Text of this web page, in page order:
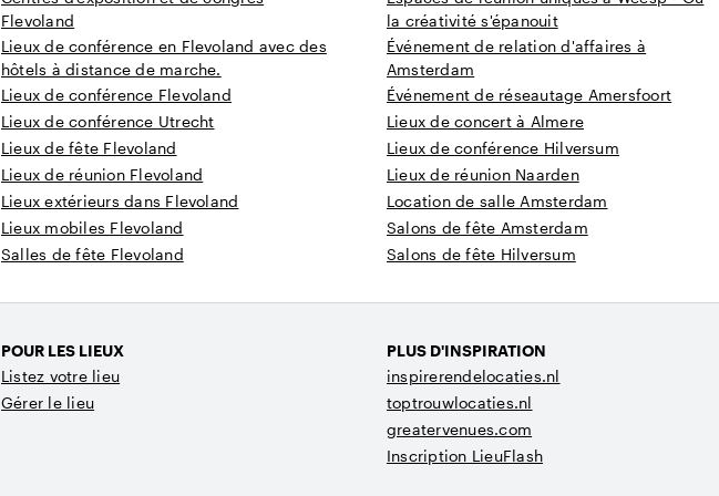
Flevoland
Lieux de conférence en Flevoland avec des
hôtels à distance de marche.
Lieux de conférence Flevoland
Lieux de conférence Utrecht
Lieux de fête Flevoland
Lieux de réunion Flevoland
Lieux extérieurs dans Flevoland
Lieux mobiles Flevoland
Salles de fête Flevoland
la créativité s'épanouit
Événement de relation d'affaires à
Amsterdam
Événement de réseautage Amersfoort
Lieux de concert à Almere
Lieux de conférence Hilversum
Lieux de réunion Naarden
Location de salle Amsterdam
Salons de fête Amsterdam
Salons de fête Hilversum
POUR LES LIEUX
Listez votre lieu
Gérer le lieu
PLUS D'INSPIRATION
inspirerendelocaties.nl
toptrouwlocaties.nl
greatervenues.com
Inscription LieuFlash